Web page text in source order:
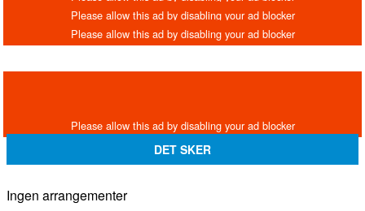
DET SKER
Ingen arrangementer